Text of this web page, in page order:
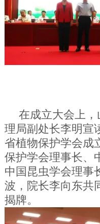
在成立大会上
理局副处长李明宣
省植物保护学会成
保护学会理事长、
中国昆虫学会理事
波，院长李向东共
揭牌。